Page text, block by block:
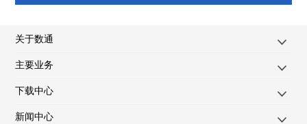
关于数通
主要业务
下载中心
新闻中心